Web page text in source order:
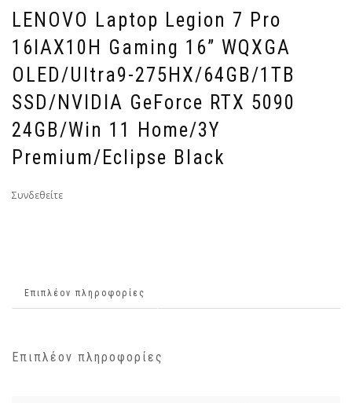
LENOVO Laptop Legion 7 Pro
16IAX10H Gaming 16” WQXGA
OLED/Ultra9-275HX/64GB/1TB
SSD/NVIDIA GeForce RTX 5090
24GB/Win 11 Home/3Y
Premium/Eclipse Black
Συνδεθείτε
Επιπλέον πληροφορίες
Επιπλέον πληροφορίες